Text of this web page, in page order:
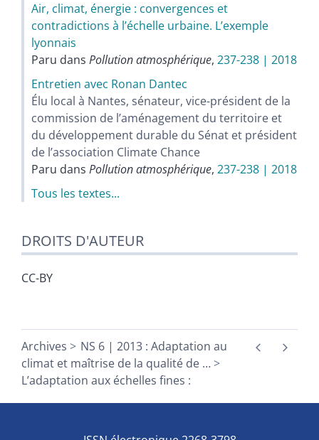
Air, climat, énergie : convergences et
contradictions à l’échelle urbaine. L’exemple
lyonnais
Paru dans Pollution atmosphérique, 237-238 | 2018
Entretien avec Ronan Dantec
Élu local à Nantes, sénateur, vice-président de la
commission de l’aménagement du territoire et
du développement durable du Sénat et président
de l’association Climate Chance
Paru dans Pollution atmosphérique, 237-238 | 2018
Tous les textes...
DROITS D'AUTEUR
CC-BY
Archives
NS 6 | 2013 : Adaptation au
climat et maîtrise de la qualité de …
L’adaptation aux échelles fines :